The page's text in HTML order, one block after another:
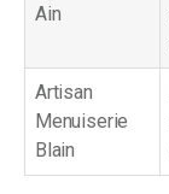
Ain
Artisan
Menuiserie
Blain